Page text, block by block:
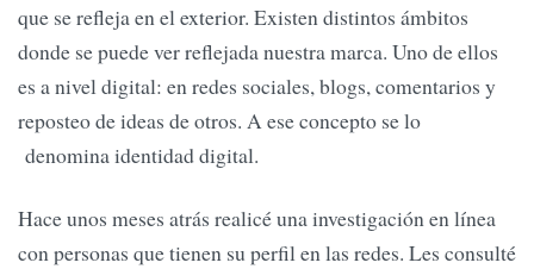
que se refleja en el exterior. Existen distintos ámbitos
donde se puede ver reflejada nuestra marca. Uno de ellos
es a nivel digital: en redes sociales, blogs, comentarios y
reposteo de ideas de otros. A ese concepto se lo
denomina identidad digital.
Hace unos meses atrás realicé una investigación en línea
con personas que tienen su perfil en las redes. Les consulté